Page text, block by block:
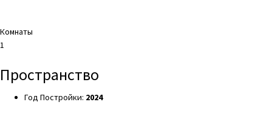
Комнаты
1
Пространство
Год Постройки: 2024